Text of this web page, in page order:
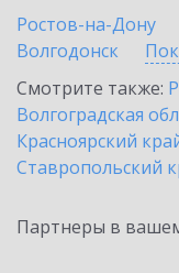
Ростов-на-Дону
Волгодонск
Смотрите также:
Волгоградская
Красноярский
Ставропольский
Партнеры в